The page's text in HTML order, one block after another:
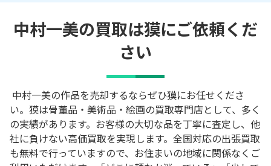
中村一美の買取は獏にご依頼くだ
さい
中村一美の作品を売却するならぜひ獏にお任せくださ
い。獏は骨董品・美術品・絵画の買取専門店として、多く
の実績があります。お客様の大切な品を丁寧に査定し、他
社に負けない高価買取を実現します。全国対応の出張買取
も無料で行っていますので、お住まいの地域に関係なくご